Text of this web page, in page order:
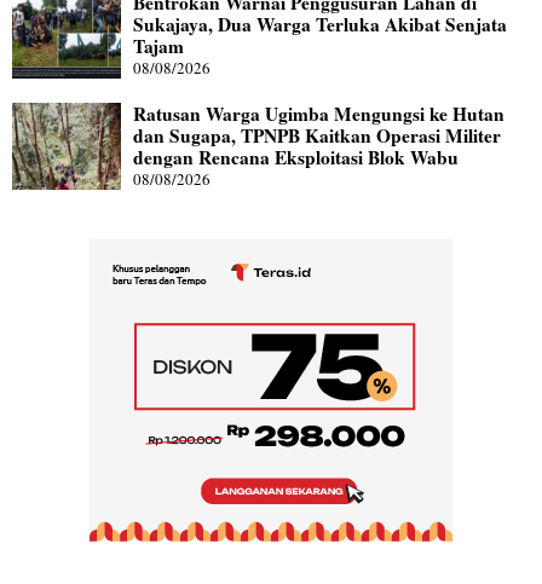
Sukajaya, Dua Warga Terluka Akibat Senjata
Tajam
08/08/2026
Ratusan Warga Ugimba Mengungsi ke Hutan
dan Sugapa, TPNPB Kaitkan Operasi Militer
dengan Rencana Eksploitasi Blok Wabu
08/08/2026